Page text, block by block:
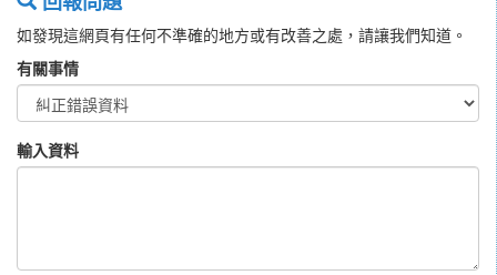
如發現這網頁有任何不準確的地方或有改善之處，請讓我們知道。
有關事情
輸入資料